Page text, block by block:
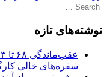
Search
for:
نوشته‌های تازه
سفره‌های خالی